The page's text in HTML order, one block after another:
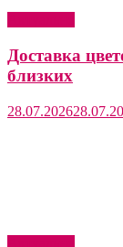
Доставка
близких
28.07.2026